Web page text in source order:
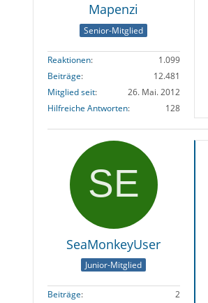
Mapenzi
Senior-Mitglied
Reaktionen
1.099
Beiträge
12.481
Mitglied seit
26. Mai. 2012
Hilfreiche Antworten
128
SeaMonkeyUser
Junior-Mitglied
Beiträge 2